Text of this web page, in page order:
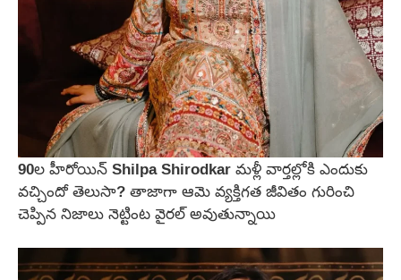
90ల హీరోయిన్ Shilpa Shirodkar మళ్లీ వార్తల్లోకి ఎందుకు
వచ్చిందో తెలుసా? తాజాగా ఆమె వ్యక్తిగత జీవితం గురించి
చెప్పిన నిజాలు నెట్టింట వైరల్ అవుతున్నాయి